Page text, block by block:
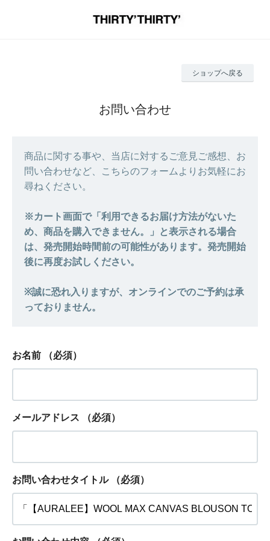
ショップへ戻る
お問い合わせ
商品に関する事や、当店に対するご意見ご感想、お
問い合わせなど、こちらのフォームよりお気軽にお
尋ねください。
お名前 （必須）
メールアドレス （必須）
お問い合わせタイトル （必須）